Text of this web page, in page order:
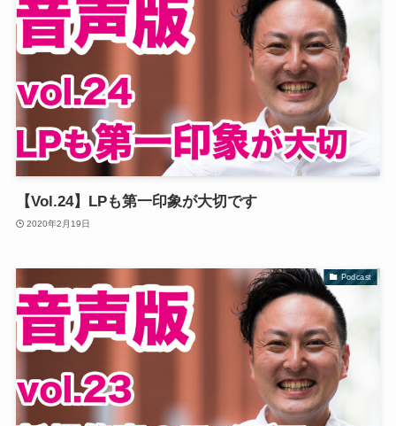
【Vol.24】LPも第一印象が大切です
2020年2月19日
Podcast